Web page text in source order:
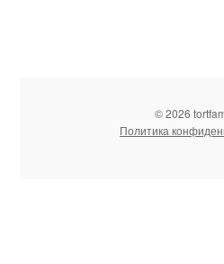
© 2026
Политика